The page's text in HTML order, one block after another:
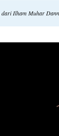
dari Ilham Muhar